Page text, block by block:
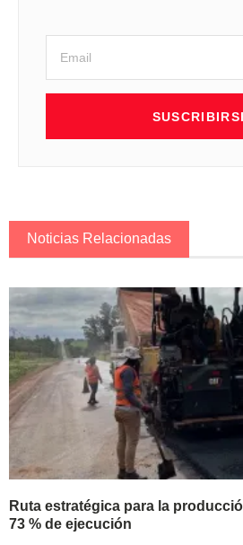
Noticias Relacionadas
Ruta estratégica para la
73 % de ejecución